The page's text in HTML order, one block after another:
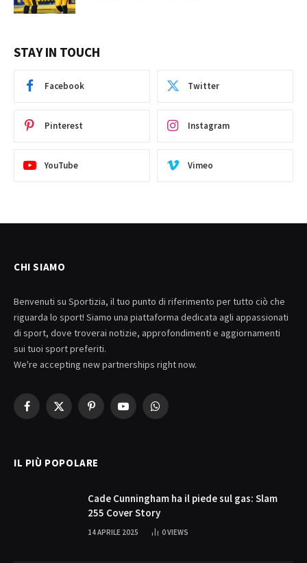
STAY IN TOUCH
Facebook Twitter
Pinterest Instagram
YouTube Vimeo
CHI SIAMO
Benvenuti su Sportizia, il tuo punto di riferimento per tutto ciò che
riguarda lo sport! Siamo una piattaforma dedicata agli appassionati
di sport, dove troverai notizie, approfondimenti e aggiornamenti
sui tuoi sport preferiti.
We're accepting new partnerships right now.
Facebook
X
PinterestYouTubeWhatsApp
IL PIÙ POPOLARE
Cade Cunningham ha il piede sul gas: Slam
255 Cover Story
14 APRILE 2025 0VIEWS